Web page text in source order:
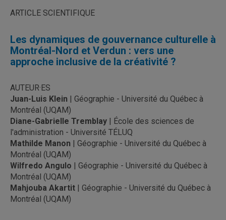
ARTICLE SCIENTIFIQUE
Les dynamiques de gouvernance culturelle à
Montréal-Nord et Verdun : vers une
approche inclusive de la créativité ?
AUTEUR·ES
Juan-Luis Klein | Géographie - Université du Québec à
Montréal (UQAM)
Diane-Gabrielle Tremblay | École des sciences de
l'administration - Université TÉLUQ
Mathilde Manon | Géographie - Université du Québec à
Montréal (UQAM)
Wilfredo Angulo | Géographie - Université du Québec à
Montréal (UQAM)
Mahjouba Akartit | Géographie - Université du Québec à
Montréal (UQAM)